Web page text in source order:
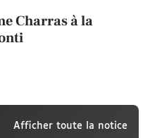
Charras à la
Afficher toute la notice